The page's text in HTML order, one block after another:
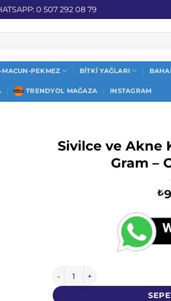
0 507 292 08 79
MACUN-PEKMEZ BITKI YAĞLARI
TRENDYOL MAĞAZA INSTAGRAM
Sivilce ve Akne
Gram –
₺
Sivilce ve Akne Karşıtı Sabun -